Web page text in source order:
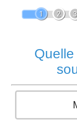
1 2 3